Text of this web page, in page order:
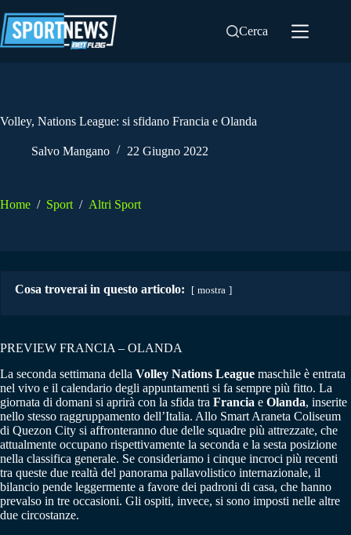
al
contenuto
Cerca
Volley, Nations League: si sfidano Francia e Olanda
Salvo Mangano 22 Giugno 2022
Home / Sport / Altri Sport
Cosa troverai in questo articolo: mostra
PREVIEW FRANCIA – OLANDA
La seconda settimana della Volley Nations League maschile è entrata
nel vivo e il calendario degli appuntamenti si fa sempre più fitto. La
giornata di domani si aprirà con la sfida tra Francia e Olanda, inserite
nello stesso raggruppamento dell’Italia. Allo Smart Araneta Coliseum
di Quezon City si affronteranno due delle squadre più attrezzate, che
attualmente occupano rispettivamente la seconda e la sesta posizione
nella classifica generale. Se consideriamo i cinque incroci più recenti
tra queste due realtà del panorama pallavolistico internazionale, il
bilancio pende leggermente a favore dei padroni di casa, che hanno
prevalso in tre occasioni. Gli ospiti, invece, si sono imposti nelle altre
due circostanze.